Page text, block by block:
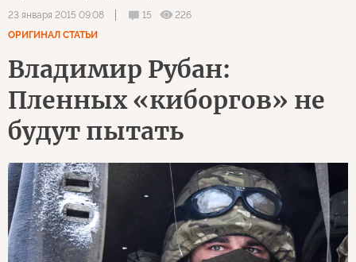
23 января 2015 09:08 15
226
ОРИГИНАЛ СТАТЬИ
Владимир Рубан:
Пленных «киборгов» не
будут пытать